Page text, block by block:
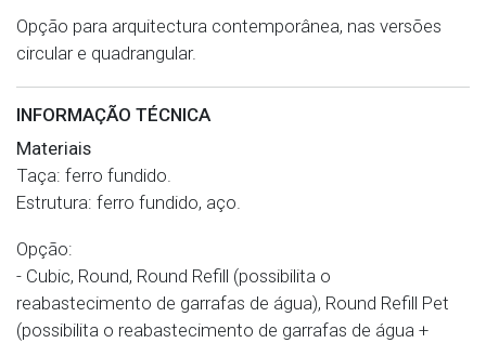
Opção para arquitectura contemporânea, nas versões
circular e quadrangular.
INFORMAÇÃO TÉCNICA
Materiais
Taça: ferro fundido.
Estrutura: ferro fundido, aço.
Opção:
- Cubic, Round, Round Refill (possibilita o
reabastecimento de garrafas de água), Round Refill Pet
(possibilita o reabastecimento de garrafas de água +